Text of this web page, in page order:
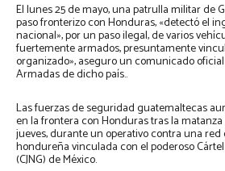
El lunes 25 de mayo, una patrulla militar de
paso fronterizo con Honduras, «detectó el
nacional», por un paso ilegal, de varios
fuertemente armados, presuntamente
organizado», aseguro un comunicado
Armadas de dicho país..
Las fuerzas de seguridad guatemaltecas
en la frontera con Honduras tras la matanza
jueves, durante un operativo contra una
hondureña vinculada con el poderoso
(CJNG) de México.